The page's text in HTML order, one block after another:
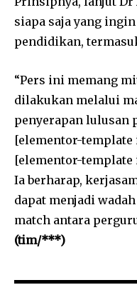
siapa saja yang
pendidikan,
“Pers ini memang
dilakukan melalui
penyerapan lulusan
[elementor-template
[elementor-template
Ia berharap,
dapat menjadi
match antara
(tim/***)